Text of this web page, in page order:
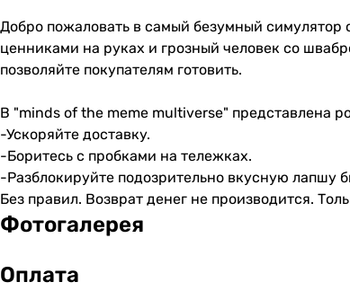
Добро пожаловать в самый безумный симулятор
ценниками на руках и грозный человек со
позволяйте покупателям готовить.
В "minds of the meme multiverse" представлена
-Ускоряйте доставку.
-Боритесь с пробками на тележках.
-Разблокируйте подозрительно вкусную лапшу
Без правил. Возврат денег не производится.
Фотогалерея
Оплата